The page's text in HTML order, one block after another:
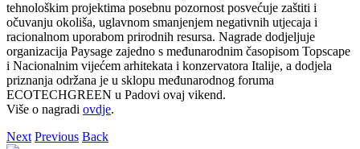
tehnološkim projektima posebnu pozornost posvećuje zaštiti i
očuvanju okoliša, uglavnom smanjenjem negativnih utjecaja i
racionalnom uporabom prirodnih resursa. Nagrade dodjeljuje
organizacija Paysage zajedno s međunarodnim časopisom Topscape
i Nacionalnim vijećem arhitekata i konzervatora Italije, a dodjela
priznanja održana je u sklopu međunarodnog foruma
ECOTECHGREEN u Padovi ovaj vikend.
Više o nagradi ovdje.
Next Previous Back